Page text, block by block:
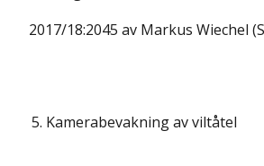
2017/18:2045 av Markus Wiechel
5. Kamerabevakning av viltåtel